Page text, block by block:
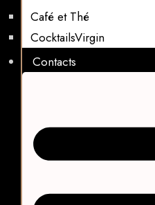
Café et Thé
CocktailsVirgin​
Contacts